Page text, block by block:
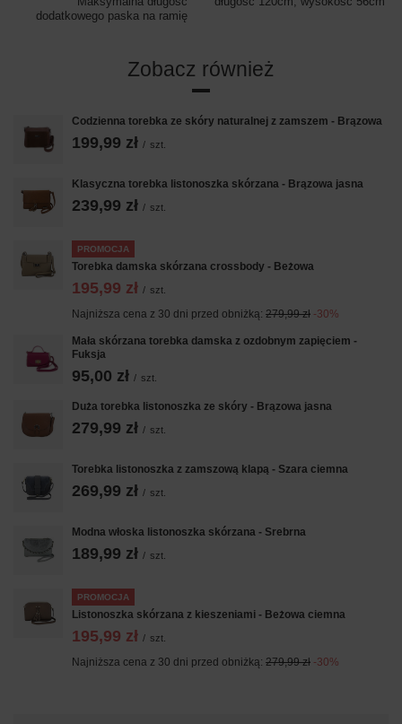
dodatkowego paska na ramię
Zobacz również
Codzienna torebka ze skóry naturalnej z zamszem - Brązowa
199,99 zł / szt.
Klasyczna torebka listonoszka skórzana - Brązowa jasna
239,99 zł / szt.
PROMOCJA
Torebka damska skórzana crossbody - Beżowa
195,99 zł / szt.
Najniższa cena z 30 dni przed obniżką: 279,99 zł -30%
Mała skórzana torebka damska z ozdobnym zapięciem -
Fuksja
95,00 zł / szt.
Duża torebka listonoszka ze skóry - Brązowa jasna
279,99 zł / szt.
Torebka listonoszka z zamszową klapą - Szara ciemna
269,99 zł / szt.
Modna włoska listonoszka skórzana - Srebrna
189,99 zł / szt.
PROMOCJA
Listonoszka skórzana z kieszeniami - Beżowa ciemna
195,99 zł / szt.
Najniższa cena z 30 dni przed obniżką: 279,99 zł -30%